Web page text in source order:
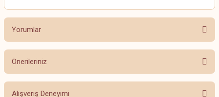
Yorumlar
Bu ürüne ilk yorumu siz yapın!
Önerileriniz
Bu ürünün fiyat bilgisi, resim, ürün açıklamalarında ve diğer konularda
Alışveriş Deneyimi